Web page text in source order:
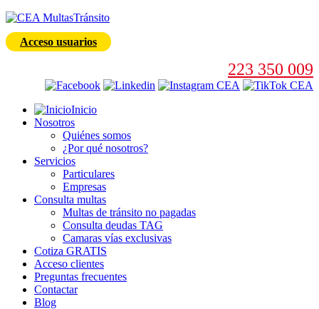
Acceso usuarios
223 350 009
Inicio
Nosotros
Quiénes somos
¿Por qué nosotros?
Servicios
Particulares
Empresas
Consulta multas
Multas de tránsito no pagadas
Consulta deudas TAG
Camaras vías exclusivas
Cotiza GRATIS
Acceso clientes
Preguntas frecuentes
Contactar
Blog